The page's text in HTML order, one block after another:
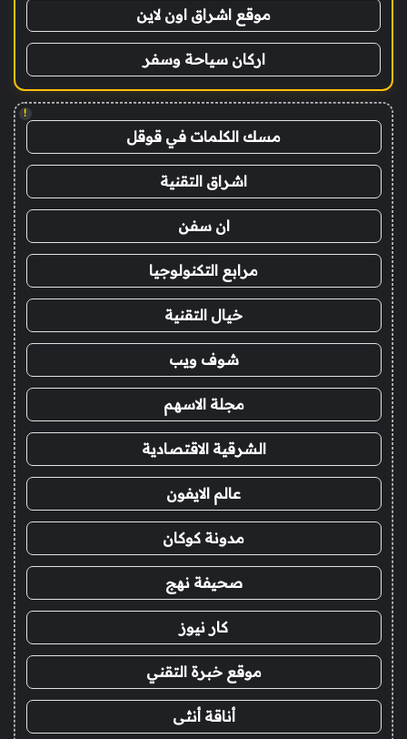
موقع اشراق اون لاين
اركان سياحة وسفر
!
مسك الكلمات في قوقل
اشراق التقنية
ان سفن
مرابع التكنولوجيا
خيال التقنية
شوف ويب
مجلة الاسهم
الشرقية الاقتصادية
عالم الايفون
مدونة كوكان
صحيفة نهج
كار نيوز
موقع خبرة التقني
أناقة أنثى